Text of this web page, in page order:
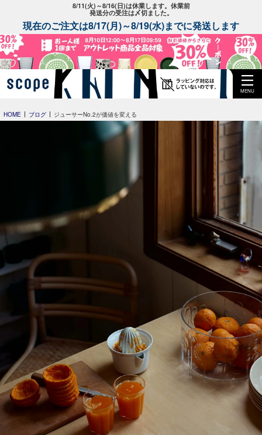
8/11(火)～8/16(日)は休業します。休業前
発送分の受注は〆切ました。
現在のご注文は8/17(月)～8/19(水)までに発送します
MENU
HOME ブログ ジューサーNo.2が価値を変える